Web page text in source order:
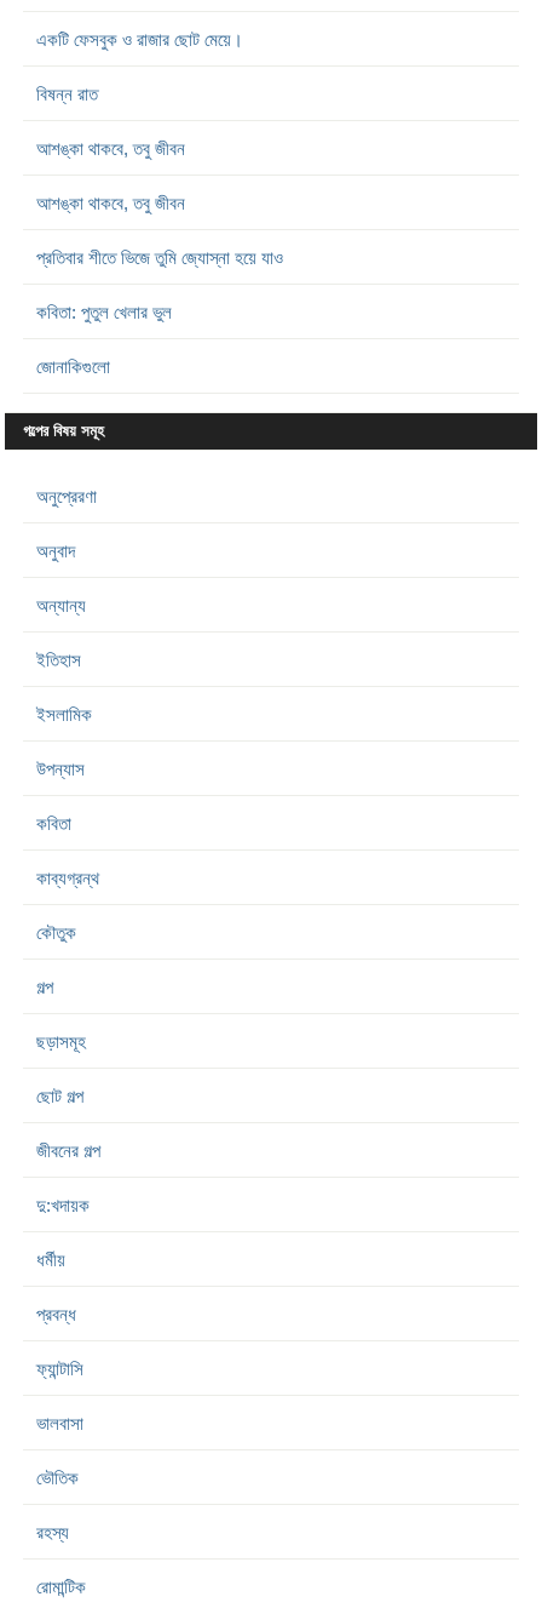
একটি ফেসবুক ও রাজার ছোট মেয়ে।
বিষন্ন রাত
আশঙ্কা থাকবে, তবু জীবন
আশঙ্কা থাকবে, তবু জীবন
প্রতিবার শীতে ভিজে তুমি জ্যোস্না হয়ে যাও
কবিতা: পুতুল খেলার ভুল
জোনাকিগুলো
গল্পের বিষয় সমূহ
অনুপ্রেরণা
অনুবাদ
অন্যান্য
ইতিহাস
ইসলামিক
উপন্যাস
কবিতা
কাব্যগ্রন্থ
কৌতুক
গল্প
ছড়াসমূহ
ছোট গল্প
জীবনের গল্প
দু:খদায়ক
ধর্মীয়
প্রবন্ধ
ফ্যান্টাসি
ভালবাসা
ভৌতিক
রহস্য
রোমান্টিক